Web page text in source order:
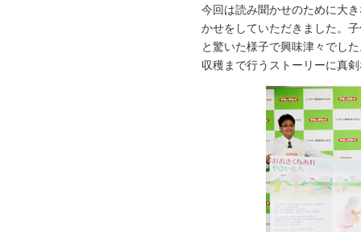
今回は読み聞かせのために大
かせをしていただきました。
と驚いた様子で興味津々でし
収穫まで行うストーリーに真